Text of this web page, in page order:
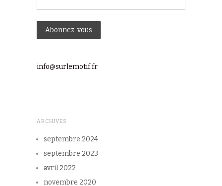
info@surlemotif.fr
ARCHIVES
septembre 2024
septembre 2023
avril 2022
novembre 2020